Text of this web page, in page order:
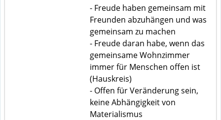
- Freude haben gemeinsam mit
Freunden abzuhängen und was
gemeinsam zu machen
- Freude daran habe, wenn das
gemeinsame Wohnzimmer
immer für Menschen offen ist
(Hauskreis)
- Offen für Veränderung sein,
keine Abhängigkeit von
Materialismus